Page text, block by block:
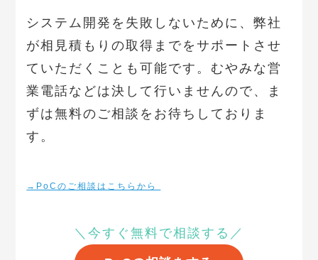
システム開発を失敗しないために、弊社
が相見積もりの取得までをサポートさせ
ていただくことも可能です。むやみな営
業電話などは決して行いませんので、ま
ずは無料のご相談をお待ちしておりま
す。
→PoCのご相談はこちらから
＼今すぐ無料で相談する／